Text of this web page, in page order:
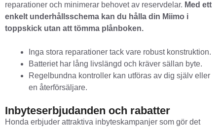
reparationer och minimerar behovet av reservdelar. Med ett
enkelt underhållsschema kan du hålla din Miimo i
toppskick utan att tömma plånboken.
Inga stora reparationer tack vare robust konstruktion.
Batteriet har lång livslängd och kräver sällan byte.
Regelbundna kontroller kan utföras av dig själv eller
en återförsäljare.
Inbyteserbjudanden och rabatter
Honda erbjuder attraktiva inbyteskampanjer som gör det